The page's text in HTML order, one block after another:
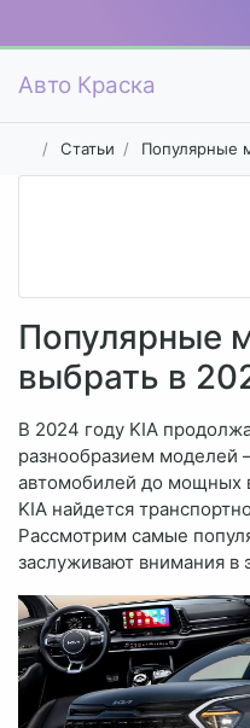
Авто Краска
Статьи Популярные
Популярные
выбрать в
В 2024 году KIA
разнообразием моделей
автомобилей до мощных
KIA найдется
Рассмотрим самые
заслуживают внимания в